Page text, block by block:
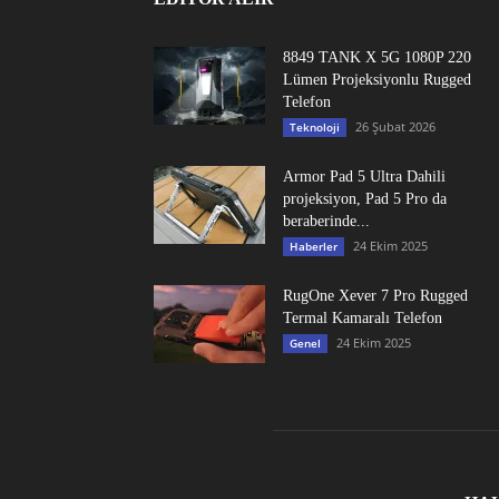
8849 TANK X 5G 1080P 220
Lümen Projeksiyonlu Rugged
Telefon
Teknoloji 26 Şubat 2026
Armor Pad 5 Ultra Dahili
projeksiyon, Pad 5 Pro da
beraberinde...
Haberler 24 Ekim 2025
RugOne Xever 7 Pro Rugged
Termal Kamaralı Telefon
Genel 24 Ekim 2025